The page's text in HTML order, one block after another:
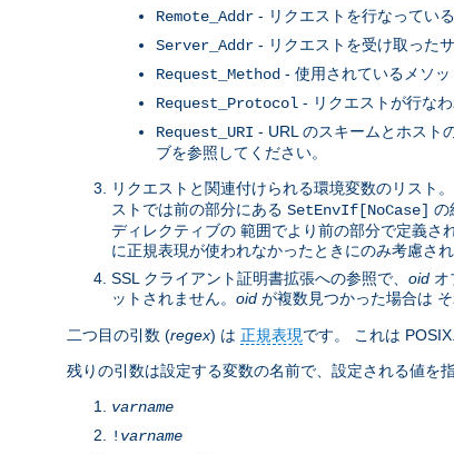
Remote_Addr - リクエストを行なってい
Server_Addr - リクエストを受け取った
Request_Method - 使用されているメソ
Request_Protocol - リクエストが行な
Request_URI - URL のスキームとホスト
ブを参照してください。
リクエストと関連付けられる環境変数のリスト
ストでは前の部分にある SetEnvIf[NoCase] の
ディレクティブの 範囲でより前の部分で定義さ
に正規表現が使われなかったときにのみ考慮され
SSL クライアント証明書拡張への参照で、 oid オ
ットされません。 oid が複数見つかった場合は
二つ目の引数 (regex) は 正規表現です。 これは
残りの引数は設定する変数の名前で、設定される値を
varname
! varname